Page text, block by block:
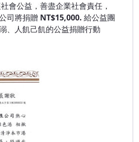
會公益，善盡企業社會責任，
司將捐贈 NT$15,000. 給公益團
、人飢己飢的公益捐贈行動